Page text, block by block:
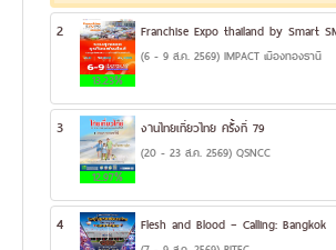
2
13.23%
Franchise Expo thailand by Smart
(6 - 9 ส.ค. 2569) IMPACT เมืองทองธานี
3
12.97%
งานไทยเที่ยวไทย ครั้งที่ 79
(20 - 23 ส.ค. 2569) QSNCC
4 Flesh and Blood – Calling: Bangkok